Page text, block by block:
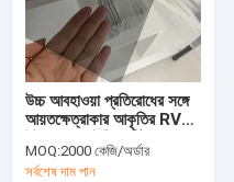
উচ্চ আবহাওয়া প্রতিরোধের সঙ্গে
আয়তক্ষেত্রাকার আকৃতির RV
পুরু
MOQ:2000 কেজি/অর্ডার
সর্বশেষ দাম পান